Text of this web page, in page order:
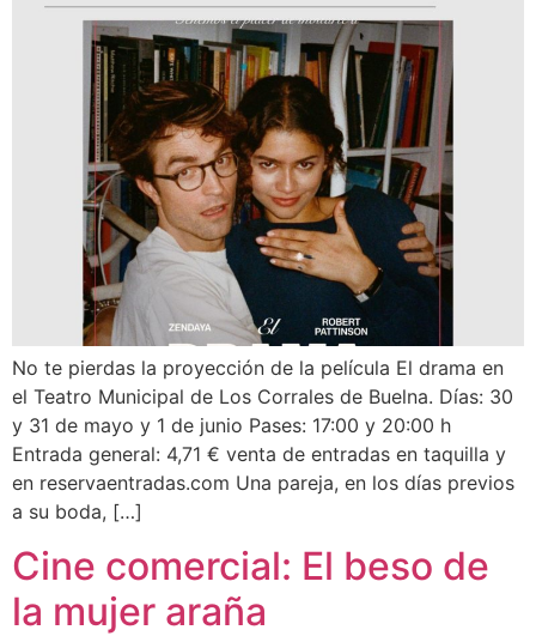
No te pierdas la proyección de la película El drama en
el Teatro Municipal de Los Corrales de Buelna. Días: 30
y 31 de mayo y 1 de junio Pases: 17:00 y 20:00 h
Entrada general: 4,71 € venta de entradas en taquilla y
en reservaentradas.com Una pareja, en los días previos
a su boda, […]
Cine comercial: El beso de
la mujer araña